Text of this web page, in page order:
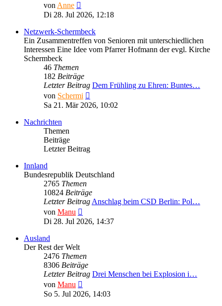
von Anne
Beitrag
Di 28. Jul 2026, 12:18
Netzwerk-Schermbeck
Ein Zusammentreffen von Senioren mit unterschiedlichen
Interessen Eine Idee vom Pfarrer Hofmann der evgl. Kirche
Schermbeck
46 Themen
182 Beiträge
Letzter Beitrag Dem Frühling zu Ehren: Buntes…
von Schermi
Beitrag
Sa 21. Mär 2026, 10:02
Nachrichten
Themen
Beiträge
Letzter Beitrag
Innland
Bundesrepublik Deutschland
2765 Themen
10824 Beiträge
Letzter Beitrag Anschlag beim CSD Berlin: Pol…
von Manu
Beitrag
Di 28. Jul 2026, 14:37
Ausland
Der Rest der Welt
2476 Themen
8306 Beiträge
Letzter Beitrag Drei Menschen bei Explosion i…
von Manu
Beitrag
So 5. Jul 2026, 14:03